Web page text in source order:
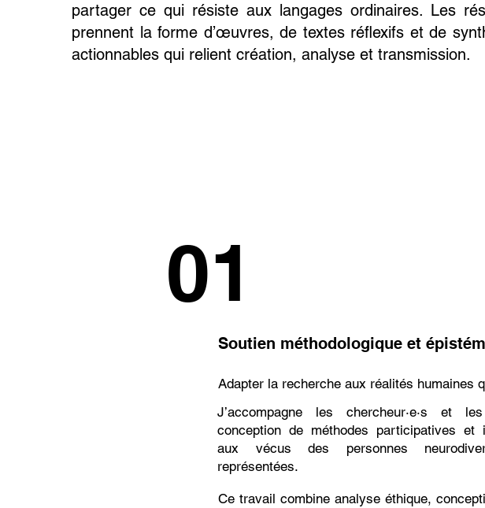
partager ce qui résiste aux langages ordinaires. Les
prennent la forme d’œuvres, de textes réflexifs et de
actionnables qui relient création, analyse et transmission.
01
Soutien méthodologique et
Adapter la recherche aux réalités humaines
J’accompagne les chercheur·e·s et
conception de méthodes participatives et
aux vécus des personnes
représentées.
Ce travail combine analyse éthique,